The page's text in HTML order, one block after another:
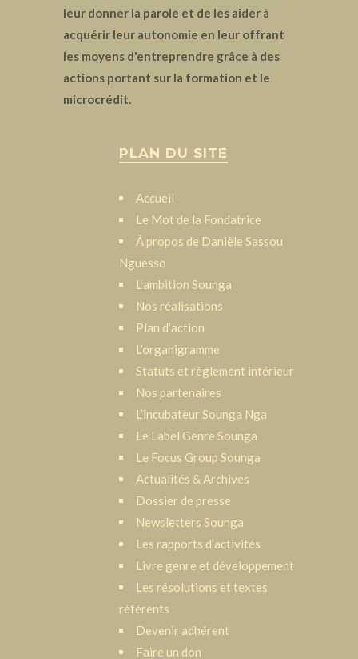
leur donner la parole et de les aider à
acquérir leur autonomie en leur offrant
les moyens d'entreprendre grâce à des
actions portant sur la formation et le
microcrédit.
PLAN DU SITE
Accueil
Le Mot de la Fondatrice
À propos de Danièle Sassou
Nguesso
L‘ambition Sounga
Nos réalisations
Plan d’action
L’organigramme
Statuts et règlement intérieur
Nos partenaires
L’incubateur Sounga Nga
Le Label Genre Sounga
Le Focus Group Sounga
Actualités & Archives
Dossier de presse
Newsletters Sounga
Les rapports d’activités
Livre genre et développement
Les résolutions et textes
référents
Devenir adhérent
Faire un don